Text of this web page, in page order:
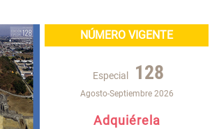
NÚMERO VIGENTE
Especial 128
Agosto-Septiembre 2026
Adquiérela